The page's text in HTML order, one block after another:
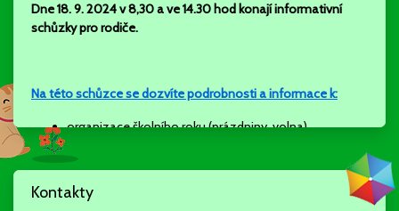
Dne 18. 9. 2024 v 8,30 a ve 14.30 hod konajíinformativní
schůzky pro rodiče.
Na této schůzce se dozvíte podrobnosti a informace k:
organizace školního roku (prázdniny, volna)
akce a aktivity školy (odpolední aktivity, projekty tříd a
školy….)
stravování, školné
Kontakty